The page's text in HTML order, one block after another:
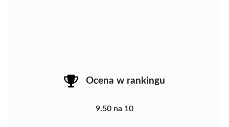
Ocena w rankingu
9.50 na 10